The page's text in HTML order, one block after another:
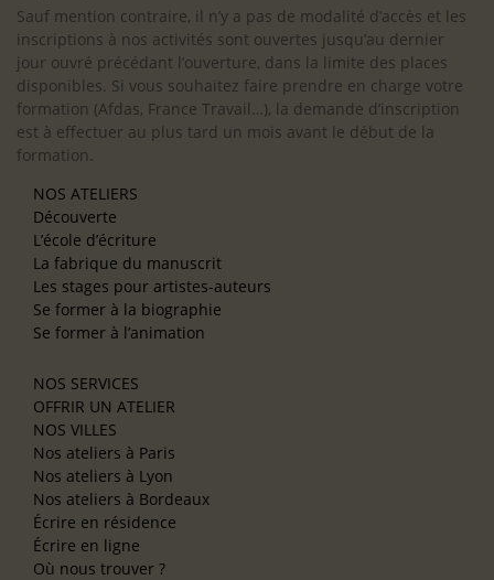
Sauf mention contraire, il n’y a pas de modalité d’accès et les
inscriptions à nos activités sont ouvertes jusqu’au dernier
jour ouvré précédant l’ouverture, dans la limite des places
disponibles. Si vous souhaitez faire prendre en charge votre
formation (Afdas, France Travail…), la demande d’inscription
est à effectuer au plus tard un mois avant le début de la
formation.
NOS ATELIERS
Découverte
L’école d’écriture
La fabrique du manuscrit
Les stages pour artistes-auteurs
Se former à la biographie
Se former à l’animation
NOS SERVICES
OFFRIR UN ATELIER
NOS VILLES
Nos ateliers à Paris
Nos ateliers à Lyon
Nos ateliers à Bordeaux
Écrire en résidence
Écrire en ligne
Où nous trouver ?